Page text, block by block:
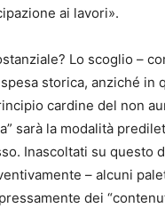
ai lavori».
Lo scoglio –
storica, anziché in
cardine del non
sarà la modalità
Inascoltati su questo
– alcuni
dei